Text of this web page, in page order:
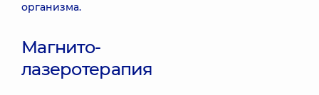
организма.
Магнито-
лазеротерапия